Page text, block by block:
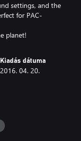
settings, and the
for PAC-
planet!
Kiadás dátuma
2016. 04. 20.